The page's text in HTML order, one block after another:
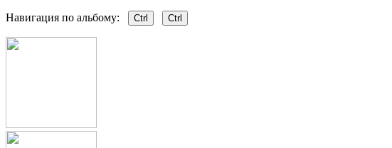
Навигация по альбому: Ctrl Ctrl